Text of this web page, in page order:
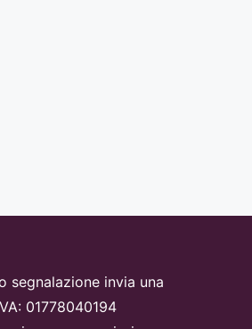
invia una
01778040194